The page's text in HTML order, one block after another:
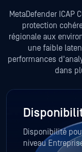
MetaDefender ICAP
protection
régionale aux
une faible
performances
dans
Disponibilité
niveau